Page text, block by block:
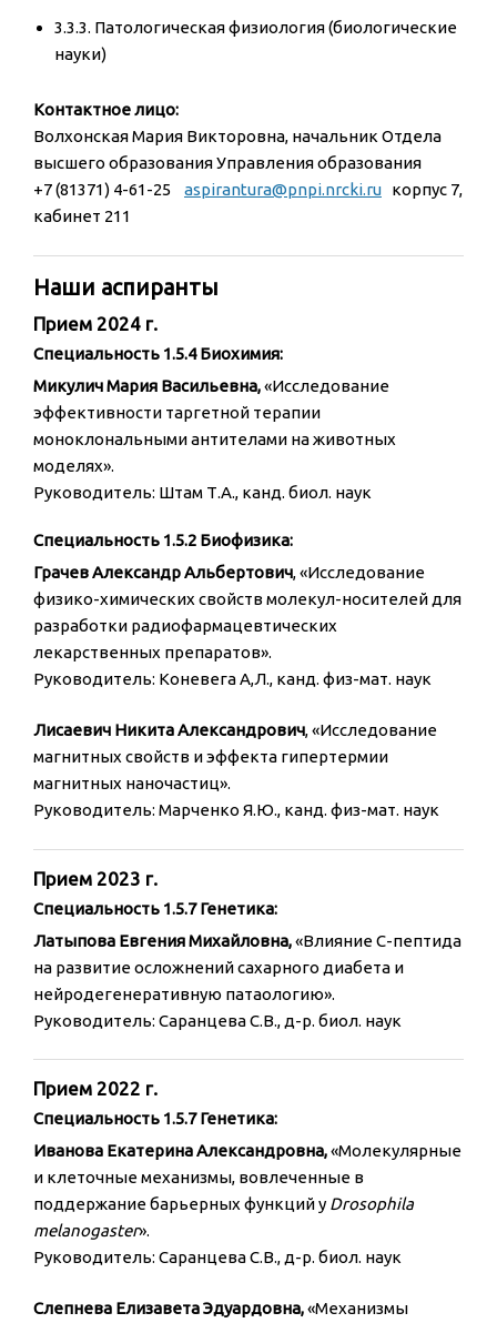
3.3.3. Патологическая физиология (биологические
науки)
Контактное лицо:
Волхонская Мария Викторовна, начальник Отдела
высшего образования Управления образования
+7 (81371) 4-61-25 aspirantura@pnpi.nrcki.ru корпус 7,
кабинет 211
Наши аспиранты
Прием 2024 г.
Специальность 1.5.4 Биохимия:
Микулич Мария Васильевна,«Исследование
эффективности таргетной терапии
моноклональными антителами на животных
моделях».
Руководитель: Штам Т.А., канд. биол. наук
Специальность 1.5.2 Биофизика:
Грачев Александр Альбертович, «Исследование
физико-химических свойств молекул-носителей для
разработки радиофармацевтических
лекарственных препаратов».
Руководитель: Коневега А,Л., канд. физ-мат. наук
Лисаевич Никита Александрович, «Исследование
магнитных свойств и эффекта гипертермии
магнитных наночастиц».
Руководитель: Марченко Я.Ю., канд. физ-мат. наук
Прием 2023 г.
Специальность 1.5.7 Генетика:
Латыпова Евгения Михайловна,«Влияние С-пептида
на развитие осложнений сахарного диабета и
нейродегенеративную патаологию».
Руководитель: Саранцева С.В., д-р. биол. наук
Прием 2022 г.
Специальность 1.5.7 Генетика:
Иванова Екатерина Александровна,«Молекулярные
и клеточные механизмы, вовлеченные в
поддержание барьерных функций у Drosophila
melanogaster».
Руководитель: Саранцева С.В., д-р. биол. наук
Слепнева Елизавета Эдуардовна,«Механизмы